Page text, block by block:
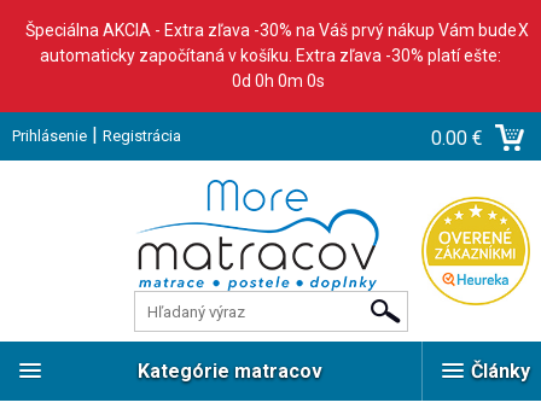
Špeciálna AKCIA - Extra zľava -30% na Váš prvý nákup Vám bude
automaticky započítaná v košíku. Extra zľava -30% platí ešte:
0d 0h 0m 0s
X
Prihlásenie | Registrácia 0.00 €
Články
Kategórie matracov